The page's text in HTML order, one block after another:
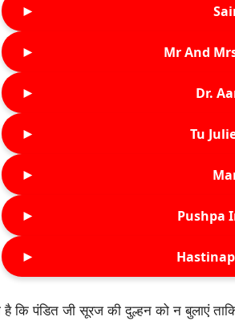
►
► Mr And
► Dr.
► Tu
►
► Pushpa
►
है कि पंडित जी सूरज की दुल्हन को न बुलाएं